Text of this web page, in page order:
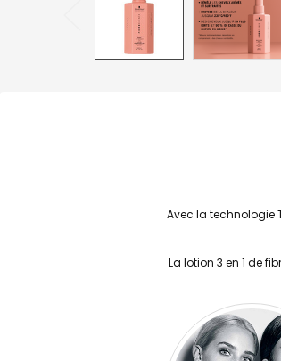
Avec la technologie
La lotion 3 en 1 de